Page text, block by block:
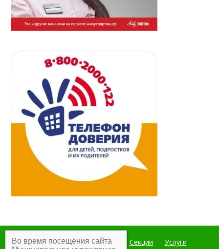
Главная Мероприятия Секции Услуги
Во время посещения сайта